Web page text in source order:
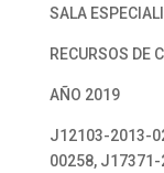
SALA
RECURSOS DE
AÑO 2019
J12103-2013-
00258,